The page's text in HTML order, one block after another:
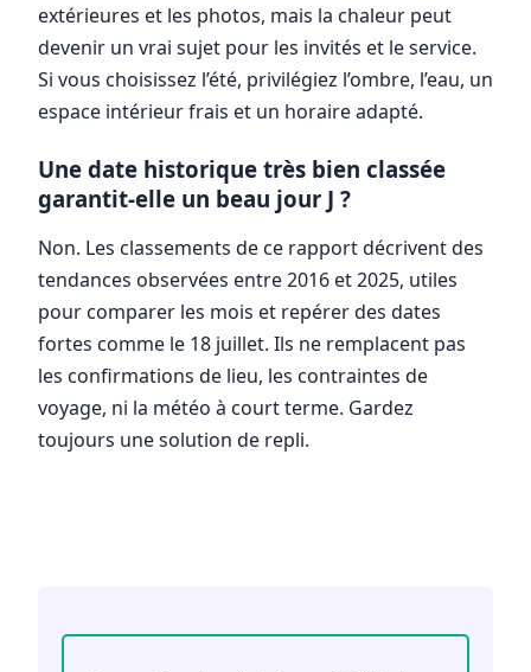
extérieures et les photos, mais la chaleur peut
devenir un vrai sujet pour les invités et le service.
Si vous choisissez l’été, privilégiez l’ombre, l’eau, un
espace intérieur frais et un horaire adapté.
Une date historique très bien classée
garantit-elle un beau jour J ?
Non. Les classements de ce rapport décrivent des
tendances observées entre 2016 et 2025, utiles
pour comparer les mois et repérer des dates
fortes comme le 18 juillet. Ils ne remplacent pas
les confirmations de lieu, les contraintes de
voyage, ni la météo à court terme. Gardez
toujours une solution de repli.